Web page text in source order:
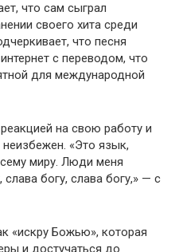
что сам сыграл
своего хита среди
что песня
с переводом, что
для международной
на свою работу и
неизбежен. «Это язык,
миру. Люди меня
богу, слава богу,» — с
«искру Божью», которая
и достучаться до